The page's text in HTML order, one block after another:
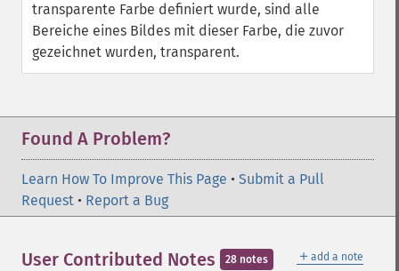
transparente Farbe definiert wurde, sind alle
Bereiche eines Bildes mit dieser Farbe, die zuvor
gezeichnet wurden, transparent.
Found A Problem?
Learn How To Improve This Page • Submit a Pull
Request • Report a Bug
＋ add a note
User Contributed Notes 28 notes